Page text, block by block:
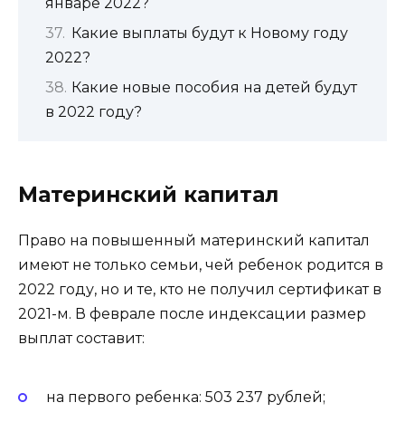
Какие выплаты будут к Новому году
2022?
Какие новые пособия на детей будут
в 2022 году?
Материнский капитал
Право на повышенный материнский капитал
имеют не только семьи, чей ребенок родится в
2022 году, но и те, кто не получил сертификат в
2021-м. В феврале после индексации размер
выплат составит:
на первого ребенка: 503 237 рублей;